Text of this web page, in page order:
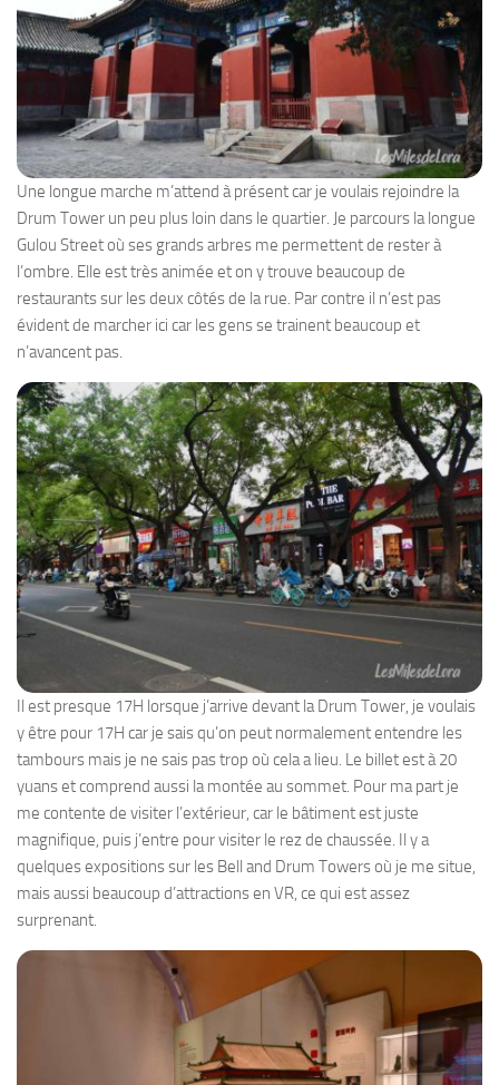
Une longue marche m’attend à présent car je voulais rejoindre la
Drum Tower un peu plus loin dans le quartier. Je parcours la longue
Gulou Street où ses grands arbres me permettent de rester à
l’ombre. Elle est très animée et on y trouve beaucoup de
restaurants sur les deux côtés de la rue. Par contre il n’est pas
évident de marcher ici car les gens se trainent beaucoup et
n’avancent pas.
Il est presque 17H lorsque j’arrive devant la Drum Tower, je voulais
y être pour 17H car je sais qu’on peut normalement entendre les
tambours mais je ne sais pas trop où cela a lieu. Le billet est à 20
yuans et comprend aussi la montée au sommet. Pour ma part je
me contente de visiter l’extérieur, car le bâtiment est juste
magnifique, puis j’entre pour visiter le rez de chaussée. Il y a
quelques expositions sur les Bell and Drum Towers où je me situe,
mais aussi beaucoup d’attractions en VR, ce qui est assez
surprenant.